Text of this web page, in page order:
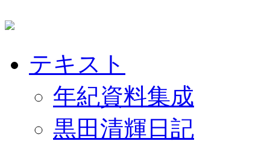
テキスト
年紀資料集成
黒田清輝日記